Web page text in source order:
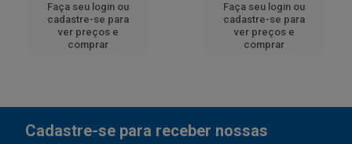
Faça seu login ou
cadastre-se para
ver preços e
comprar
Faça seu login ou
cadastre-se para
ver preços e
comprar
Cadastre-se para receber nossas